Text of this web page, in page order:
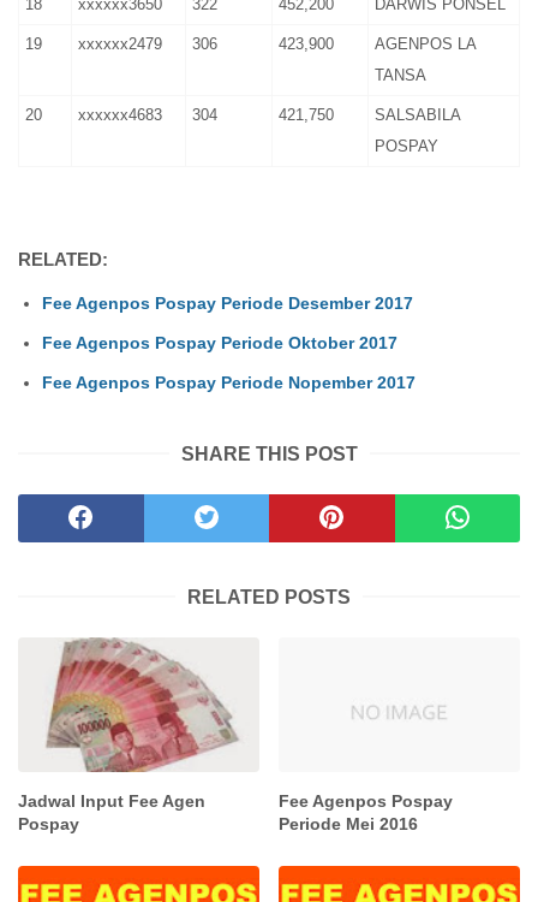
18 xxxxxx3650 322 452,200 DARWIS PONSEL
19 xxxxxx2479 306 423,900
AGENPOS LA
TANSA
20 xxxxxx4683 304 421,750
SALSABILA
POSPAY
RELATED:
Fee Agenpos Pospay Periode Desember 2017
Fee Agenpos Pospay Periode Oktober 2017
Fee Agenpos Pospay Periode Nopember 2017
SHARE THIS POST
RELATED POSTS
Jadwal Input Fee Agen
Pospay
Fee Agenpos Pospay
Periode Mei 2016